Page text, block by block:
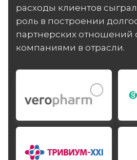
расходы клиентов
роль в построении
партнерских отношений
компаниями в отрасли.